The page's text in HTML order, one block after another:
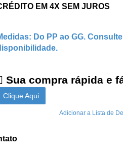
EM 4X SEM JUROS
Do PP ao GG.
Sua compra rápida e
Clique Aqui
Adicionar a Lista de